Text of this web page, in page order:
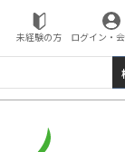
未経験の方 ログイン・